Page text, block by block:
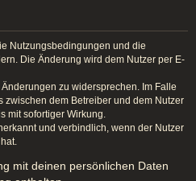
Nutzungsbedingungen und die
Die Änderung wird dem Nutzer per E-
zu widersprechen. Im Falle
zwischen dem Betreiber und dem Nutzer
mit sofortiger Wirkung.
und verbindlich, wenn der Nutzer
mit deinen persönlichen Daten